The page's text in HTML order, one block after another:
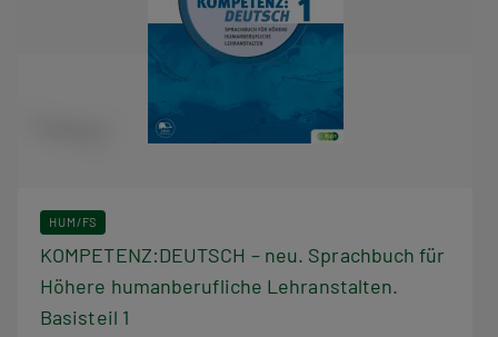
HUM/FS
KOMPETENZ:DEUTSCH – neu. Sprachbuch für
Höhere humanberufliche Lehranstalten.
Basisteil 1